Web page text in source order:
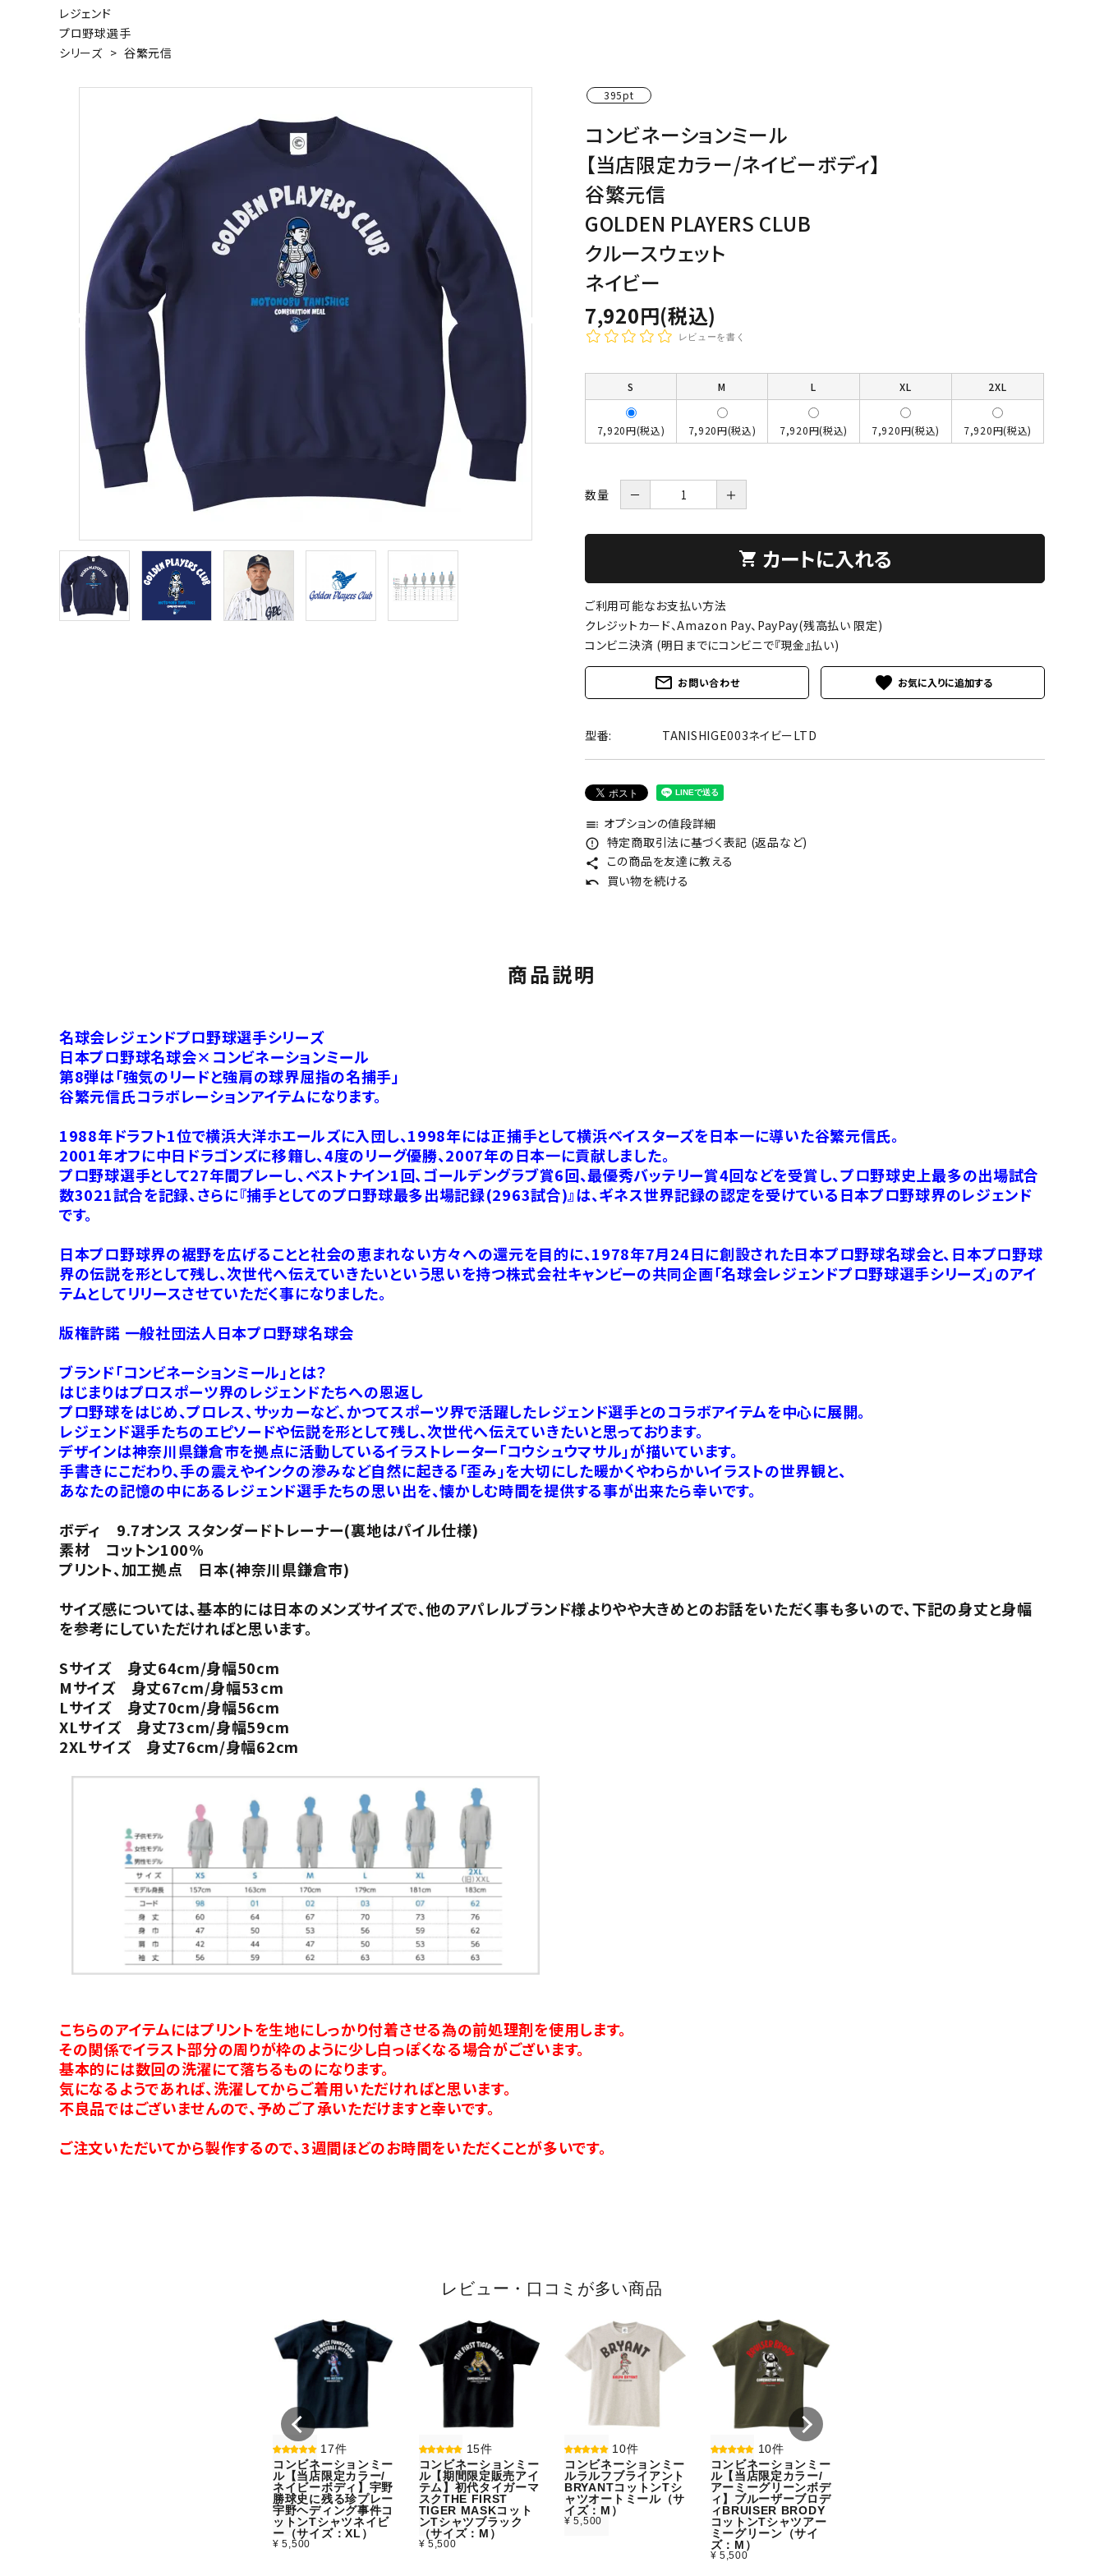
キャンベル料理長
レジェンド
プロ野球選手
シリーズ > 谷繁元信
395pt
コンビネーションミール
【当店限定カラー/ネイビーボディ】
谷繁元信
GOLDEN PLAYERS CLUB
クルースウェット
ネイビー
7,920円(税込)
レビューを書く
S M L XL 2XL
7,920円(税込) 7,920円(税込) 7,920円(税込) 7,920円(税込) 7,920円(税込)
数量 － ＋
shopping_cart カートに入れる
ご利用可能なお支払い方法
クレジットカード、Amazon Pay、PayPay(残高払い 限定)
コンビニ決済 (明日までにコンビニで『現金』払い)
mail_outline お問い合わせ favorite
型番: TANISHIGE003ネイビーLTD
toc オプションの値段詳細
error_outline 特定商取引法に基づく表記 (返品など)
share この商品を友達に教える
undo 買い物を続ける
商品説明
名球会レジェンドプロ野球選手シリーズ
日本プロ野球名球会×コンビネーションミール
第8弾は「強気のリードと強肩の球界屈指の名捕手」
谷繁元信氏コラボレーションアイテムになります。
1988年ドラフト1位で横浜大洋ホエールズに入団し、1998年には正捕手として横浜ベイスターズを日本一に導いた谷繁元信氏。
2001年オフに中日ドラゴンズに移籍し、4度のリーグ優勝、2007年の日本一に貢献しました。
プロ野球選手として27年間プレーし、ベストナイン1回、ゴールデングラブ賞6回、最優秀バッテリー賞4回などを受賞し、プロ野球史上最多の出場試合
数3021試合を記録、さらに『捕手としてのプロ野球最多出場記録(2963試合)』は、ギネス世界記録の認定を受けている日本プロ野球界のレジェンド
です。
日本プロ野球界の裾野を広げることと社会の恵まれない方々への還元を目的に、1978年7月24日に創設された日本プロ野球名球会と、日本プロ野球
界の伝説を形として残し、次世代へ伝えていきたいという思いを持つ株式会社キャンビーの共同企画「名球会レジェンドプロ野球選手シリーズ」のアイ
テムとしてリリースさせていただく事になりました。
版権許諾 一般社団法人日本プロ野球名球会
ブランド「コンビネーションミール」とは？
はじまりはプロスポーツ界のレジェンドたちへの恩返し
プロ野球をはじめ、プロレス、サッカーなど、かつてスポーツ界で活躍したレジェンド選手とのコラボアイテムを中心に展開。
レジェンド選手たちのエピソードや伝説を形として残し、次世代へ伝えていきたいと思っております。
デザインは神奈川県鎌倉市を拠点に活動しているイラストレーター「コウシュウマサル」が描いています。
手書きにこだわり、手の震えやインクの滲みなど自然に起きる「歪み」を大切にした暖かくやわらかいイラストの世界観と、
あなたの記憶の中にあるレジェンド選手たちの思い出を、懐かしむ時間を提供する事が出来たら幸いです。
ボディ 9.7オンス スタンダードトレーナー(裏地はパイル仕様)
素材 コットン100%
プリント、加工拠点 日本(神奈川県鎌倉市)
サイズ感については、基本的には日本のメンズサイズで、他のアパレルブランド様よりやや大きめとのお話をいただく事も多いので、下記の身丈と身幅
を参考にしていただければと思います。
Sサイズ 身丈64cm/身幅50cm
Mサイズ 身丈67cm/身幅53cm
Lサイズ 身丈70cm/身幅56cm
XLサイズ 身丈73cm/身幅59cm
2XLサイズ 身丈76cm/身幅62cm
こちらのアイテムにはプリントを生地にしっかり付着させる為の前処理剤を使用します。
その関係でイラスト部分の周りが枠のように少し白っぽくなる場合がございます。
基本的には数回の洗濯にて落ちるものになります。
気になるようであれば、洗濯してからご着用いただければと思います。
不良品ではございませんので、予めご了承いただけますと幸いです。
ご注文いただいてから製作するので、3週間ほどのお時間をいただくことが多いです。
レビュー・口コミが多い商品
17件
コンビネーションミー
ル【当店限定カラー/
ネイビーボディ】宇野
勝球史に残る珍プレー
宇野ヘディング事件コ
ットンTシャツネイビ
ー（サイズ：XL）
¥ 5,500
15件
コンビネーションミー
ル【期間限定販売アイ
テム】初代タイガーマ
スクTHE FIRST
TIGER MASKコット
ンTシャツブラック
（サイズ：M）
¥ 5,500
10件
コンビネーションミー
ルラルフブライアント
BRYANTコットンTシ
ャツオートミール（サ
イズ：M）
¥ 5,500
10件
コンビネーションミー
ル【当店限定カラー/
アーミーグリーンボデ
ィ】ブルーザーブロデ
ィBRUISER BRODY
コットンTシャツアー
ミーグリーン（サイ
ズ：M）
¥ 5,500